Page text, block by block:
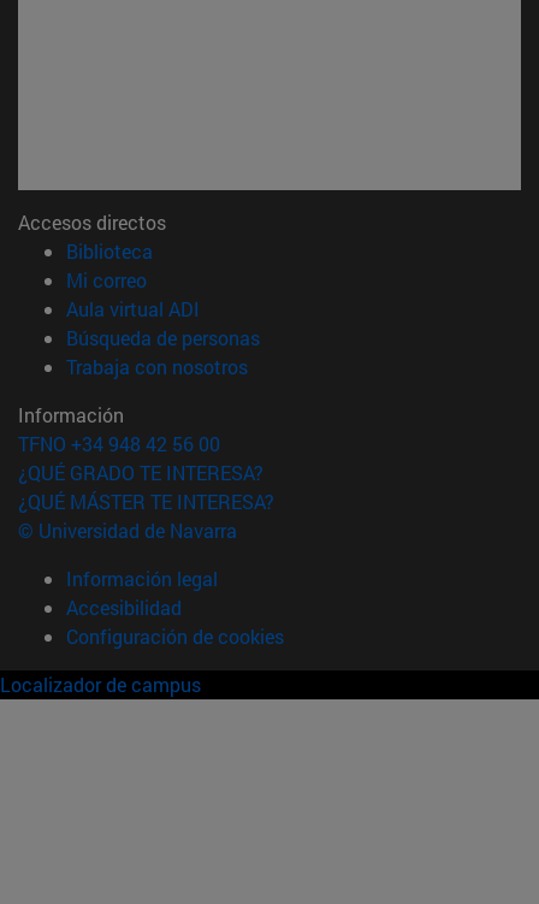
Accesos directos
Biblioteca
Mi correo(abre en nueva ventana)
Aula virtual ADI
Búsqueda de personas(abre en nueva ventana)
Trabaja con nosotros(abre en nueva ventana)
Información
TFNO +34 948 42 56 00
¿QUÉ GRADO TE INTERESA?
¿QUÉ MÁSTER TE INTERESA?
© Universidad de Navarra
Información legal
Accesibilidad
Configuración de cookies
Localizador de campus